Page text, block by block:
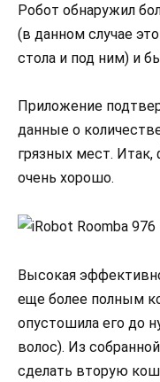
Робот обнаружил
(в данном случае
стола и под ним) и
Приложение
данные о
грязных мест. Итак,
очень хорошо.
Высокая
еще более полным
опустошила его до
волос). Из
сделать вторую